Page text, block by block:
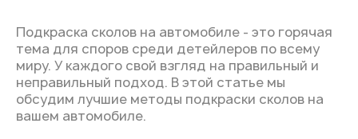
Подкраска сколов на автомобиле - это горячая
тема для споров среди детейлеров по всему
миру. У каждого свой взгляд на правильный и
неправильный подход. В этой статье мы
обсудим лучшие методы подкраски сколов на
вашем автомобиле.